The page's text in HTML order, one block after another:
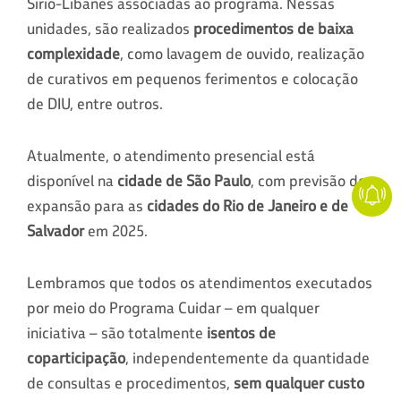
unidades, são realizados procedimentos de baixa
complexidade, como lavagem de ouvido, realização
de curativos em pequenos ferimentos e colocação
de DIU, entre outros.
Atualmente, o atendimento presencial está
disponível na cidade de São Paulo, com previsão de
expansão para as cidades do Rio de Janeiro e de
Salvadorem 2025.
Lembramos que todos os atendimentos executados
por meio do Programa Cuidar – em qualquer
iniciativa – são totalmente isentos de
coparticipação, independentemente da quantidade
de consultas e procedimentos, sem qualquer custo